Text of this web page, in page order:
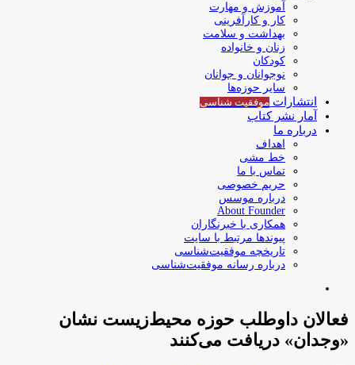
آموزش و مهارت
کار و کارآفرینی
بهداشت و سلامت
زنان و خانواده
کودکان
نوجوانان و جوانان
سایر حوزه‌ها
انتشارات موفقیت‌ شناسی
آمار نشر کتاب
درباره ما
اهداف
خط مشی
تماس با ما
حریم خصوصی
درباره موسس
About Founder
همکاری با خبرنگاران
پیوندها مرتبط با سایت
تاریخچه موفقیت‌شناسی
درباره رسانه موفقیت‌شناسی
فعالان داوطلب حوزه محیط‌زیست نشان
«وجدان» دریافت می‌کنند